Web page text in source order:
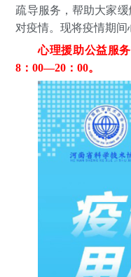
疏导服务，帮助大家
对疫情。现将疫情期间
心理援助公益服务
8：00—20：00。